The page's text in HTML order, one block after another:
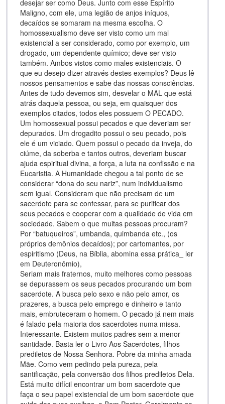
desejar ser como Deus. Junto com esse Espírito
Maligno, com ele, uma legião de anjos iníquos,
decaídos se somaram na mesma escolha. O
homossexualismo deve ser visto como um mal
existencial a ser considerado, como por exemplo, um
drogado, um dependente químico; deve ser visto
também. Ambos vistos como males existenciais. O
que eu desejo dizer através destes exemplos? Deus lê
nossos pensamentos e sabe das nossas consciências.
Antes de tudo devemos sim, desvelar o MAL que está
atrás daquela pessoa, ou seja, em quaisquer dos
exemplos citados, todos eles possuem O PECADO.
Um homossexual possui pecados e que deveriam ser
depurados. Um drogadito possui o seu pecado, pois
ele é um viciado. Quem possui o pecado da inveja, do
ciúme, da soberba e tantos outros, deveriam buscar
ajuda espiritual divina, a força, a luta na confissão e na
Eucaristia. A Humanidade chegou a tal ponto de se
considerar “dona do seu nariz”, num individualismo
sem igual. Consideram que não precisam de um
sacerdote para se confessar, para se purificar dos
seus pecados e cooperar com a qualidade de vida em
sociedade. Sabem o que muitas pessoas procuram?
Por “batuqueiros”, umbanda, quimbanda etc., (os
próprios demônios decaídos); por cartomantes, por
espiritismo (Deus, na Bíblia, abomina essa prática_ ler
em Deuteronômio),
Seriam mais fraternos, muito melhores como pessoas
se depurassem os seus pecados procurando um bom
sacerdote. A busca pelo sexo e não pelo amor, os
prazeres, a busca pelo emprego e dinheiro e tanto
mais, embruteceram o homem. O pecado já nem mais
é falado pela maioria dos sacerdotes numa missa.
Interessante. Existem muitos padres sem a menor
santidade. Basta ler o Livro Aos Sacerdotes, filhos
prediletos de Nossa Senhora. Pobre da minha amada
Mãe. Como vem pedindo pela pureza, pela
santificação, pela conversão dos filhos prediletos Dela.
Está muito difícil encontrar um bom sacerdote que
faça o seu papel existencial de um bom sacerdote que